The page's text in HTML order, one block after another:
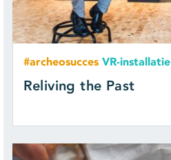
#archeosucces VR-installatie
Reliving the Past